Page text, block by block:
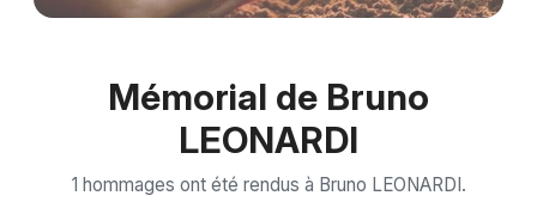
Mémorial de Bruno
LEONARDI
1 hommages ont été rendus à Bruno LEONARDI.